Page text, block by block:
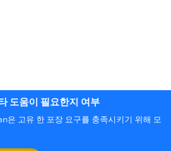
도움이 필요한지 여부
은 고유 한 포장 요구를 충족시키기 위해 모